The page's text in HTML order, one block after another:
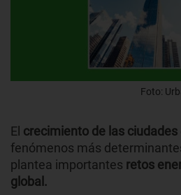
Foto:
El crecimiento de las ciudades
fenómenos más
plantea importantes retos
global.